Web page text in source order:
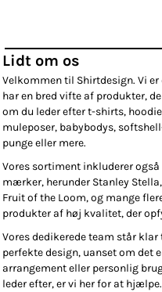
Lidt om os
Velkommen til Shirtdesign. Vi
har en bred vifte af produkter,
om du leder efter t-shirts,
muleposer, babybodys,
punge eller mere.
Vores sortiment inkluderer
mærker, herunder Stanley Stella,
Fruit of the Loom, og mange
produkter af høj kvalitet, der
Vores dedikerede team står
perfekte design, uanset om
arrangement eller personlig
leder efter, er vi her for at